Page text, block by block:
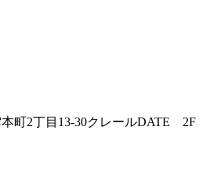
町2丁目13-30クレールDATE 2F